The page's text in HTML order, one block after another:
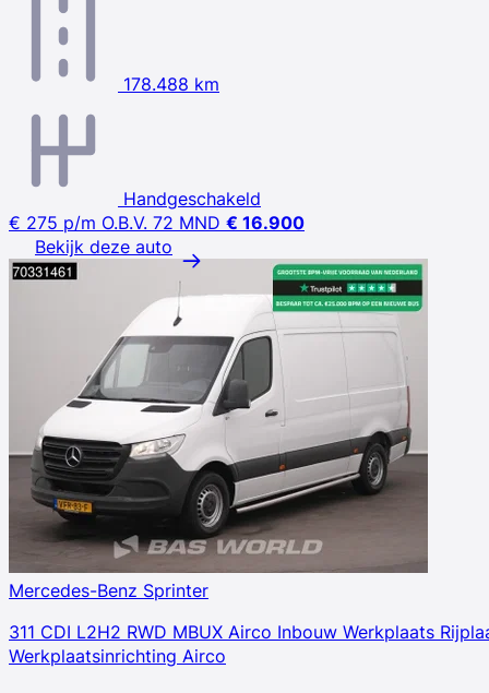
178.488 km
Handgeschakeld
€ 275 p/m O.B.V. 72 MND € 16.900
Bekijk deze auto
Mercedes-Benz Sprinter
311 CDI L2H2 RWD MBUX Airco Inbouw Werkplaats
Werkplaatsinrichting Airco